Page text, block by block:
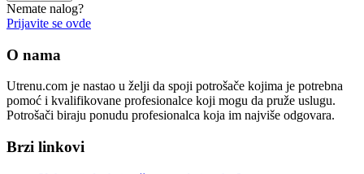
Nemate nalog?
Prijavite se ovde
O nama
Utrenu.com je nastao u želji da spoji potrošače kojima je potrebna
pomoć i kvalifikovane profesionalce koji mogu da pruže uslugu.
Potrošači biraju ponudu profesionalca koja im najviše odgovara.
Brzi linkovi